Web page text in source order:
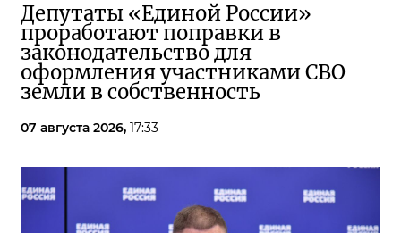
Депутаты «Единой России»
проработают поправки в
законодательство для
оформления участниками СВО
земли в собственность
07 августа 2026, 17:33